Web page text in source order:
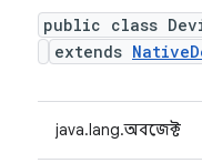
public class
extends
java.lang.অবজেক্ট